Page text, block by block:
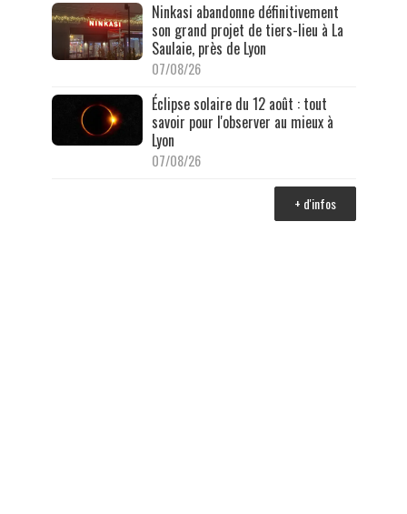
Ninkasi abandonne définitivement
son grand projet de tiers-lieu à La
Saulaie, près de Lyon
07/08/26
Éclipse solaire du 12 août : tout
savoir pour l'observer au mieux à
Lyon
07/08/26
+ d'infos